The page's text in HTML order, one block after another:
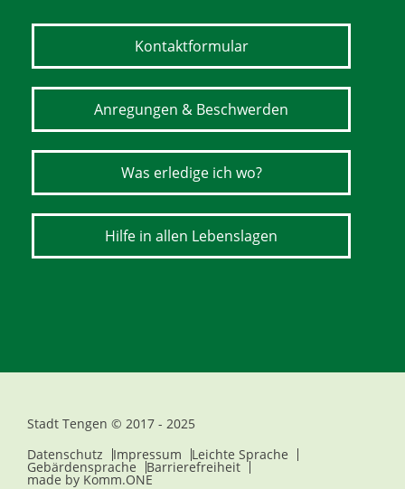
Kontaktformular
Anregungen & Beschwerden
Was erledige ich wo?
Hilfe in allen Lebenslagen
Stadt Tengen © 2017 - 2025
Datenschutz
Impressum Leichte Sprache
Gebärdensprache Barrierefreiheit
made by Komm.ONE